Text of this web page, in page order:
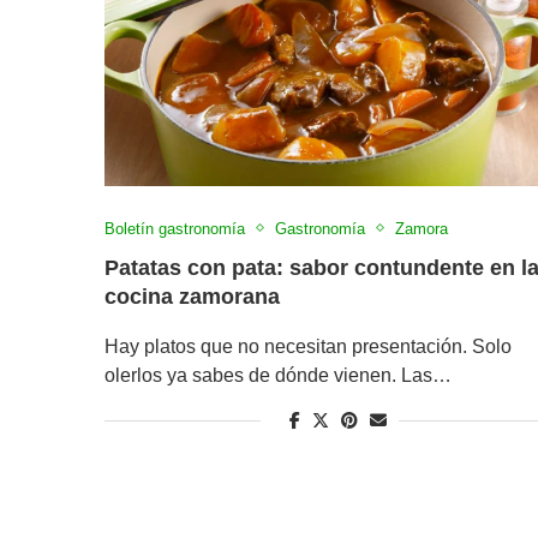
Boletín gastronomía Gastronomía Zamora
Patatas con pata: sabor contundente en la
cocina zamorana
Hay platos que no necesitan presentación. Solo
olerlos ya sabes de dónde vienen. Las…